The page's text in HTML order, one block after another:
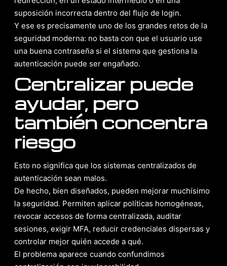
suposición incorrecta dentro del flujo de login.
Y ese es precisamente uno de los grandes retos de la
seguridad moderna: no basta con que el usuario use
una buena contraseña si el sistema que gestiona la
autenticación puede ser engañado.
Centralizar puede
ayudar, pero
también concentra
riesgo
Esto no significa que los sistemas centralizados de
autenticación sean malos.
De hecho, bien diseñados, pueden mejorar muchísimo
la seguridad. Permiten aplicar políticas homogéneas,
revocar accesos de forma centralizada, auditar
sesiones, exigir MFA, reducir credenciales dispersas y
controlar mejor quién accede a qué.
El problema aparece cuando confundimos